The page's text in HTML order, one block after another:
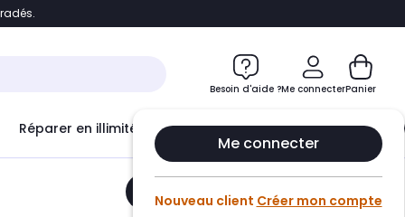
Accéder directement au chatbot
Besoin d'aide ?Me connecter
Me connecter
Nouveau client Créer mon compte
Panier
Réparer en illimité avec Le Club Infinity
Ajouter au panier